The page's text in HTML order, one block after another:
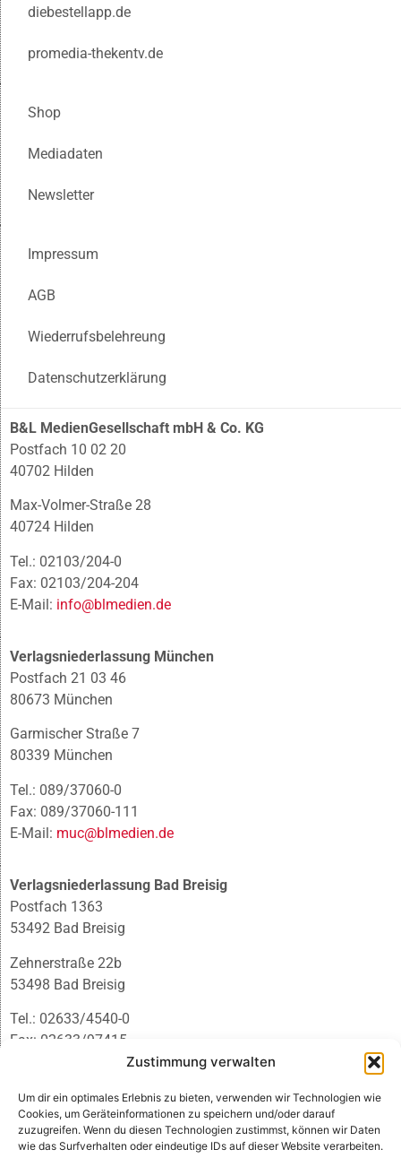
Zustimmung verwalten
Um dir ein optimales Erlebnis zu bieten, verwenden wir Technologien wie
Cookies, um Geräteinformationen zu speichern und/oder darauf
zuzugreifen. Wenn du diesen Technologien zustimmst, können wir Daten
wie das Surfverhalten oder eindeutige IDs auf dieser Website verarbeiten.
diebestellapp.de
promedia-thekentv.de
Shop
Mediadaten
Newsletter
Impressum
AGB
Wiederrufsbelehreung
Datenschutzerklärung
B&L MedienGesellschaft mbH & Co. KG
Postfach 10 02 20
40702 Hilden
Max-Volmer-Straße 28
40724 Hilden
Tel.: 02103/204-0
Fax: 02103/204-204
E-Mail: info@blmedien.de
Verlagsniederlassung München
Postfach 21 03 46
80673 München
Garmischer Straße 7
80339 München
Tel.: 089/37060-0
Fax: 089/37060-111
E-Mail: muc@blmedien.de
Verlagsniederlassung Bad Breisig
Postfach 1363
53492 Bad Breisig
Zehnerstraße 22b
53498 Bad Breisig
Tel.: 02633/4540-0
Fax: 02633/97415
infobb@blmedien.de